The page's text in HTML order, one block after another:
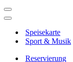
Navigationsmenü
Navigationsmenü
Speisekarte
Sport & Musik
Reservierung